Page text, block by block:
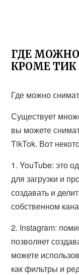
ГДЕ
КРОМЕ ТИК
Где можно
Существует
вы можете
TikTok. Вот
1. YouTube: это
для загрузки и
создавать и
собственном
2. Instagram:
позволяет
можете
как фильтры и